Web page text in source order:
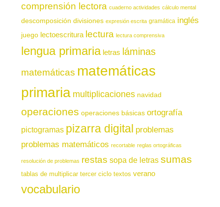
comprensión lectora cuaderno actividades cálculo mental
descomposición divisiones expresión escrita gramática inglés
juego lectoescritura lectura lectura comprensiva
lengua primaria letras láminas
matemáticas matemáticas
primaria multiplicaciones navidad
operaciones operaciones básicas ortografía
pictogramas pizarra digital problemas
problemas matemáticos recortable reglas ortográficas
resolución de problemas restas sopa de letras sumas
tablas de multiplicar tercer ciclo textos verano
vocabulario